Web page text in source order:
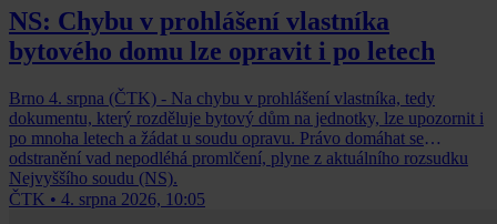
NS: Chybu v prohlášení vlastníka
bytového domu lze opravit i po letech
Brno 4. srpna (ČTK) - Na chybu v prohlášení vlastníka, tedy
dokumentu, který rozděluje bytový dům na jednotky, lze upozornit i
po mnoha letech a žádat u soudu opravu. Právo domáhat se
odstranění vad nepodléhá promlčení, plyne z aktuálního rozsudku
Nejvyššího soudu (NS).
ČTK • 4. srpna 2026, 10:05